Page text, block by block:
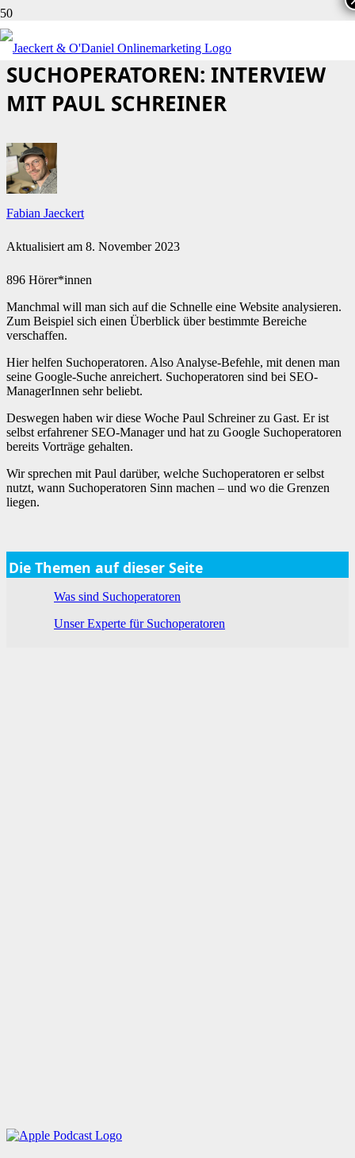
DAS SIND DIE BESTEN
SUCHOPERATOREN: INTERVIEW
MIT PAUL SCHREINER
Fabian Jaeckert
Aktualisiert am 8. November 2023
896 Hörer*innen
Manchmal will man sich auf die Schnelle eine Website analysieren.
Zum Beispiel sich einen Überblick über bestimmte Bereiche
verschaffen.
Hier helfen Suchoperatoren. Also Analyse-Befehle, mit denen man
seine Google-Suche anreichert. Suchoperatoren sind bei SEO-
ManagerInnen sehr beliebt.
Deswegen haben wir diese Woche Paul Schreiner zu Gast. Er ist
selbst erfahrener SEO-Manager und hat zu Google Suchoperatoren
bereits Vorträge gehalten.
Wir sprechen mit Paul darüber, welche Suchoperatoren er selbst
nutzt, wann Suchoperatoren Sinn machen – und wo die Grenzen
liegen.
Die Themen auf dieser Seite
Was sind Suchoperatoren
Unser Experte für Suchoperatoren